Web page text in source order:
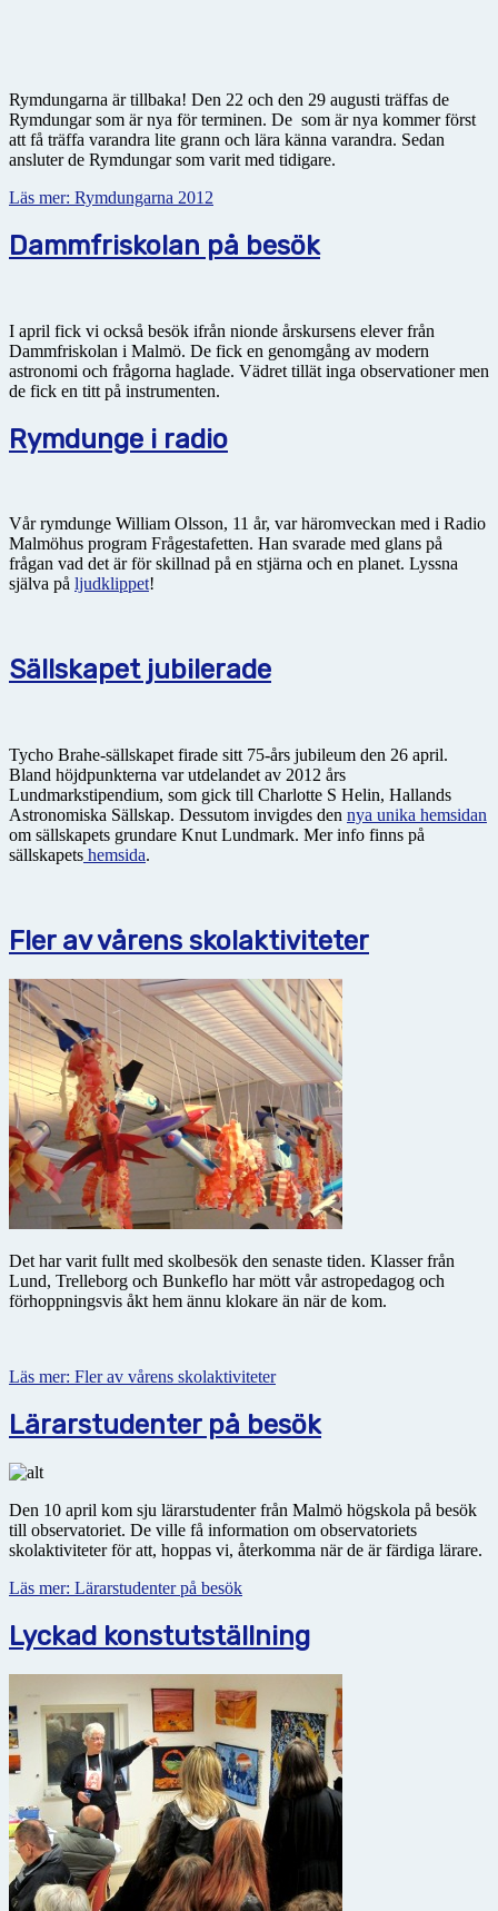
Rymdungarna är tillbaka! Den 22 och den 29 augusti träffas de
Rymdungar som är nya för terminen. De som är nya kommer först
att få träffa varandra lite grann och lära känna varandra. Sedan
ansluter de Rymdungar som varit med tidigare.
Läs mer: Rymdungarna 2012
Dammfriskolan på besök
I april fick vi också besök ifrån nionde årskursens elever från
Dammfriskolan i Malmö. De fick en genomgång av modern
astronomi och frågorna haglade. Vädret tillät inga observationer men
de fick en titt på instrumenten.
Rymdunge i radio
Vår rymdunge William Olsson, 11 år, var häromveckan med i Radio
Malmöhus program Frågestafetten. Han svarade med glans på
frågan vad det är för skillnad på en stjärna och en planet. Lyssna
själva på ljudklippet!
Sällskapet jubilerade
Tycho Brahe-sällskapet firade sitt 75-års jubileum den 26 april.
Bland höjdpunkterna var utdelandet av 2012 års
Lundmarkstipendium, som gick till Charlotte S Helin, Hallands
Astronomiska Sällskap. Dessutom invigdes den nya unika hemsidan
om sällskapets grundare Knut Lundmark. Mer info finns på
sällskapets hemsida.
Fler av vårens skolaktiviteter
Det har varit fullt med skolbesök den senaste tiden. Klasser från
Lund, Trelleborg och Bunkeflo har mött vår astropedagog och
förhoppningsvis åkt hem ännu klokare än när de kom.
Läs mer: Fler av vårens skolaktiviteter
Lärarstudenter på besök
Den 10 april kom sju lärarstudenter från Malmö högskola på besök
till observatoriet. De ville få information om observatoriets
skolaktiviteter för att, hoppas vi, återkomma när de är färdiga lärare.
Läs mer: Lärarstudenter på besök
Lyckad konstutställning